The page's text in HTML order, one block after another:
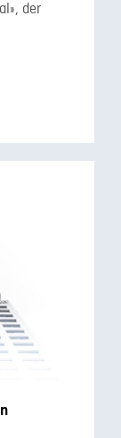
der